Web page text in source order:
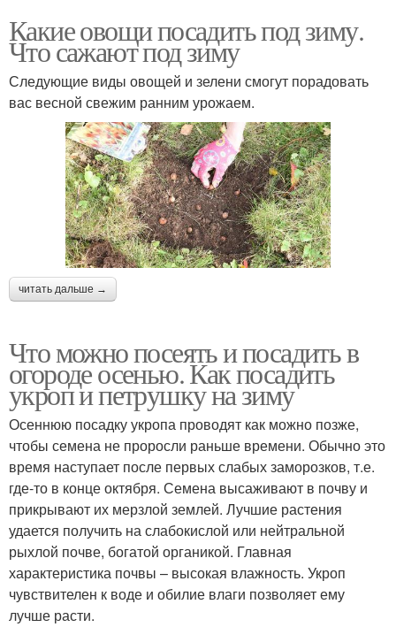
Какие овощи посадить под зиму.
Что сажают под зиму
Следующие виды овощей и зелени смогут порадовать
вас весной свежим ранним урожаем.
читать дальше →
Что можно посеять и посадить в
огороде осенью. Как посадить
укроп и петрушку на зиму
Осеннюю посадку укропа проводят как можно позже,
чтобы семена не проросли раньше времени. Обычно это
время наступает после первых слабых заморозков, т.е.
где-то в конце октября. Семена высаживают в почву и
прикрывают их мерзлой землей. Лучшие растения
удается получить на слабокислой или нейтральной
рыхлой почве, богатой органикой. Главная
характеристика почвы – высокая влажность. Укроп
чувствителен к воде и обилие влаги позволяет ему
лучше расти.